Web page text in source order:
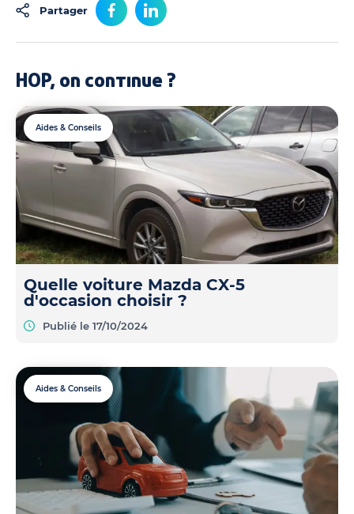
Partager
HOP, on continue ?
Aides & Conseils
Quelle voiture Mazda CX-5
d'occasion choisir ?
Publié le 17/10/2024
Aides & Conseils